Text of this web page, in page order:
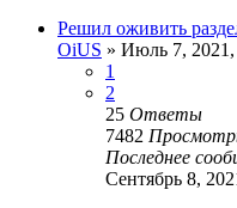
Решил оживить
OiUS » Июль 7, 2021,
1
2
25 Ответы
7482
Последнее
Сентябрь 8,